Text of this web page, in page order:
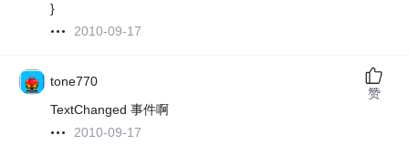
}
2010-09-17
tone770
TextChanged 事件啊
2010-09-17
赞